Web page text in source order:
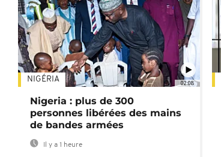
02:08
NIGÉRIA
Nigeria : plus de 300
personnes libérées des mains
de bandes armées
Il y a 1 heure